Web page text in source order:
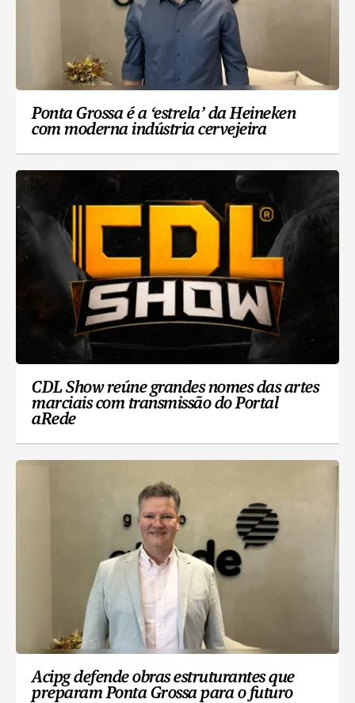
Ponta Grossa é a ‘estrela’ da Heineken
com moderna indústria cervejeira
CDL Show reúne grandes nomes das artes
marciais com transmissão do Portal
aRede
Acipg defende obras estruturantes que
preparam Ponta Grossa para o futuro